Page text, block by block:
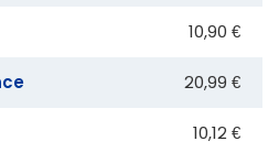
10,90 €
20,99 €
10,12 €